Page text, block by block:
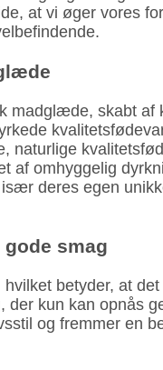
at vi øger vores
madglæde, skabt
naturlige
af omhyggelig
deres egen
smag
betyder, at
der kun kan opnås
og fremmer en